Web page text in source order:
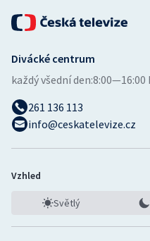
Divácké centrum
každý všední den:8:00—16:00
261 136 113
info@ceskatelevize.cz
Vzhled
Světlý